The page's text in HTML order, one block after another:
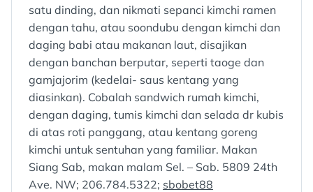
satu dinding, dan nikmati sepanci kimchi ramen
dengan tahu, atau soondubu dengan kimchi dan
daging babi atau makanan laut, disajikan
dengan banchan berputar, seperti taoge dan
gamjajorim (kedelai- saus kentang yang
diasinkan). Cobalah sandwich rumah kimchi,
dengan daging, tumis kimchi dan selada dr kubis
di atas roti panggang, atau kentang goreng
kimchi untuk sentuhan yang familiar. Makan
Siang Sab, makan malam Sel. – Sab. 5809 24th
Ave. NW; 206.784.5322; sbobet88